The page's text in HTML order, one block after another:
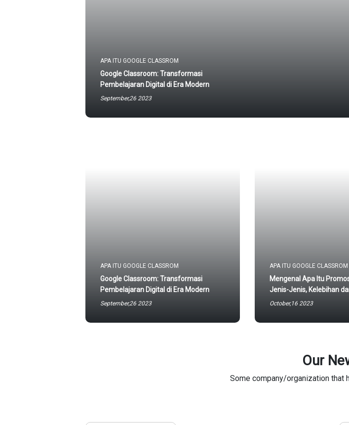
APA ITU GOOGLE CLASSROM
Google Classroom: Transformasi
Pembelajaran Digital di Era Modern
September,26 2023
APA ITU GOOGLE CLASSROM
Google Classroom: Transformasi
Pembelajaran Digital di Era Modern
September,26 2023
APA ITU GOOGLE CLASSROM
Mengenal Apa Itu
Jenis-Jenis, Kelebihan
October,16 2023
Our
Some company/organization that